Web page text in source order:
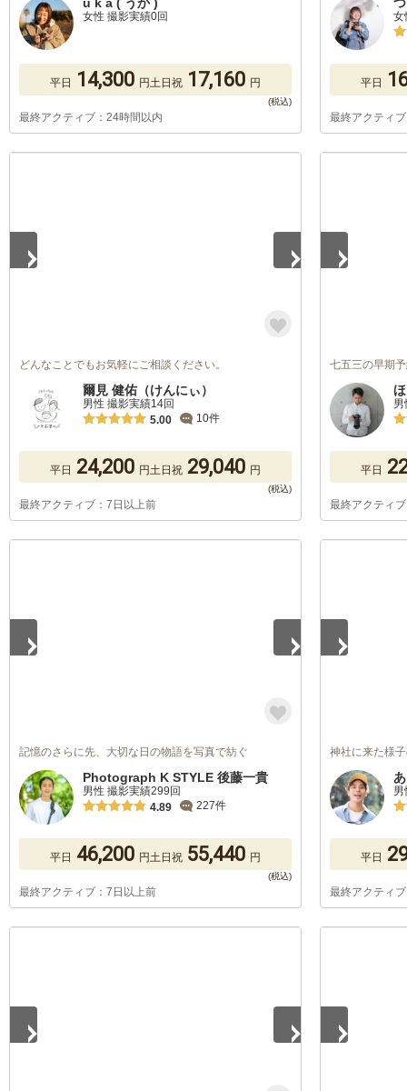
u k a ( うか )
女性 撮影実績0回
平日 14,300 円土日祝 17,160 円
最終アクティブ：24時間以内
女
平日
最終アクティ
どんなことでもお気軽にご相談ください。
爾見 健佑（けんにぃ）
男性 撮影実績14回
5.00
10件
平日 24,200 円土日祝 29,040 円
最終アクティブ：7日以上前
七五三の早期
平日
最終アクティ
記憶のさらに先、大切な日の物語を写真で紡ぐ
Photograph K STYLE 後藤一貴
男性 撮影実績299回
4.89
227件
平日 46,200 円土日祝 55,440 円
最終アクティブ：7日以上前
神社に来た様
平日
最終アクティ